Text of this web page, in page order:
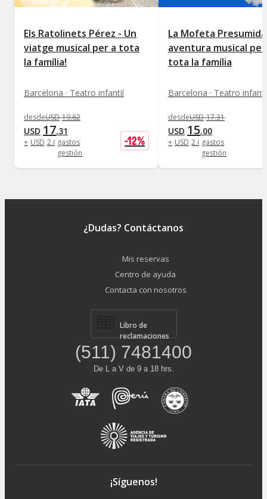
Els Ratolinets Pérez - Un
viatge musical per a tota
la família!
Barcelona · Teatro infantil
desdeUSD 19.62
USD 17.31
+ USD 2.08gastos
gestión
-12%
La Mofeta
aventura musical
tota la família
Barcelona · Teatro
desdeUSD 17.31
USD 15.00
+ USD 2.08gastos
gestión
¿Dudas? Contáctanos
Mis reservas
Centro de ayuda
Contacta con nosotros
Libro de
reclamaciones
(511) 7481400
De L a V de 9 a 18 hrs.
¡Síguenos!